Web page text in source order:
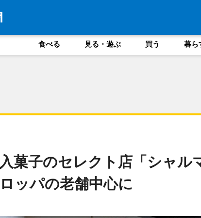
食べる 見る・遊ぶ 買う 暮ら
菓子のセレクト店「シャル
ッパの老舗中心に